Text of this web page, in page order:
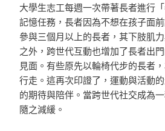
大學生志工每週一次帶著長者進行
記憶任務，長者因為不想在孩子面
參與三個月以上的長者，其下肢肌
之外，跨世代互動也增加了長者出
見面。有些原先以輪椅代步的長者
行走。這再次印證了，運動與活動
的期待與陪伴。當跨世代社交成為
隨之減緩。